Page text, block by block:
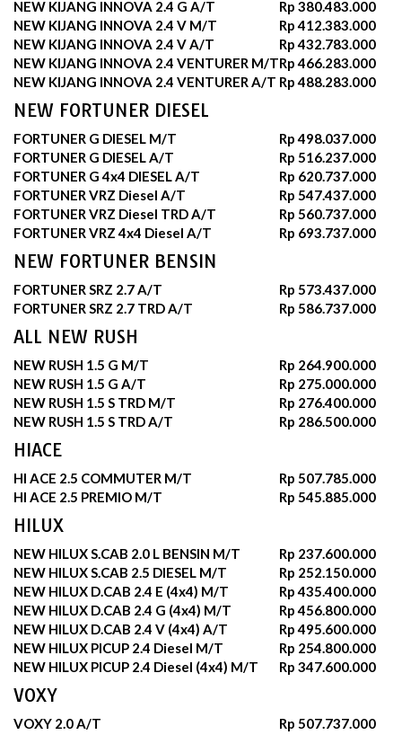
NEW KIJANG INNOVA 2.4 G A/T
Rp 380.483.000
NEW KIJANG INNOVA 2.4 V M/T
Rp 412.383.000
NEW KIJANG INNOVA 2.4 V A/T
Rp 432.783.000
NEW KIJANG INNOVA 2.4 VENTURER M/TRp 466.283.000
NEW KIJANG INNOVA 2.4 VENTURER A/T Rp 488.283.000
NEW FORTUNER DIESEL
FORTUNER G DIESEL M/T
Rp 498.037.000
FORTUNER G DIESEL A/T
Rp 516.237.000
FORTUNER G 4x4 DIESEL A/T
Rp 620.737.000
FORTUNER VRZ Diesel A/T
Rp 547.437.000
FORTUNER VRZ Diesel TRD A/T
Rp 560.737.000
FORTUNER VRZ 4x4 Diesel A/T
Rp 693.737.000
NEW FORTUNER BENSIN
FORTUNER SRZ 2.7 A/T
Rp 573.437.000
FORTUNER SRZ 2.7 TRD A/T
Rp 586.737.000
ALL NEW RUSH
NEW RUSH 1.5 G M/T
Rp 264.900.000
NEW RUSH 1.5 G A/T
Rp 275.000.000
NEW RUSH 1.5 S TRD M/T
Rp 276.400.000
NEW RUSH 1.5 S TRD A/T
Rp 286.500.000
HIACE
HI ACE 2.5 COMMUTER M/T
Rp 507.785.000
HI ACE 2.5 PREMIO M/T
Rp 545.885.000
HILUX
NEW HILUX S.CAB 2.0 L BENSIN M/T
Rp 237.600.000
NEW HILUX S.CAB 2.5 DIESEL M/T
Rp 252.150.000
NEW HILUX D.CAB 2.4 E (4x4) M/T
Rp 435.400.000
NEW HILUX D.CAB 2.4 G (4x4) M/T
Rp 456.800.000
NEW HILUX D.CAB 2.4 V (4x4) A/T
Rp 495.600.000
NEW HILUX PICUP 2.4 Diesel M/T
Rp 254.800.000
NEW HILUX PICUP 2.4 Diesel (4x4) M/T
Rp 347.600.000
VOXY
VOXY 2.0 A/T Rp 507.737.000